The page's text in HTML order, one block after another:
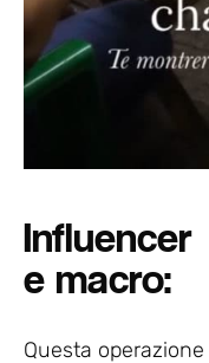
e macro:
Questa